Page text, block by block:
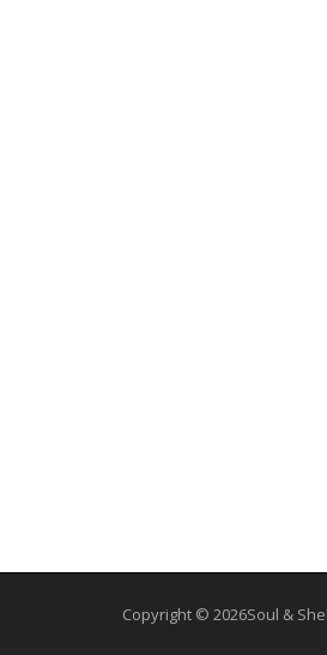
Copyright © 2026Soul &